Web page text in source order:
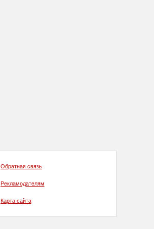
Обратная связь
Рекламодателям
Карта сайта